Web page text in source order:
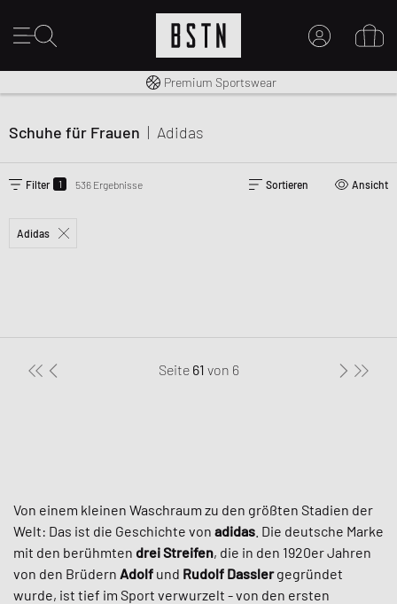
EINEN ACCOUNT ERSTELLEN
Kostenloser Versand nach DE ab € 70
Premium Sportswear
Schuhe für Frauen | Adidas
Filter 1 536 Ergebnisse Sortieren Ansicht
Adidas
Seite 61 von 6
Von einem kleinen Waschraum zu den größten Stadien der
Welt: Das ist die Geschichte von adidas . Die deutsche Marke
mit den berühmten drei Streifen, die in den 1920er Jahren
von den Brüdern Adolf und Rudolf Dasslergegründet
wurde, ist tief im Sport verwurzelt - von den ersten